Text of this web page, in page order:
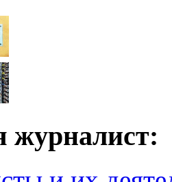
журналист: